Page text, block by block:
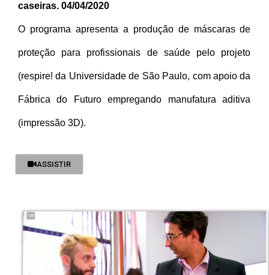
caseiras. 04/04/2020
O programa apresenta a produção de máscaras de
proteção para profissionais de saúde pelo projeto
(respire! da Universidade de São Paulo, com apoio da
Fábrica do Futuro empregando manufatura aditiva
(impressão 3D).
ASSISTIR